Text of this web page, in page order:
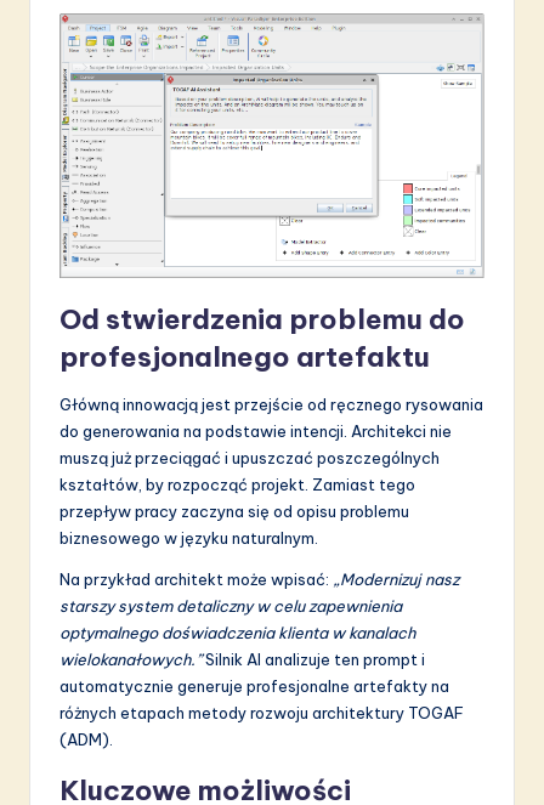
Od stwierdzenia problemu do
profesjonalnego artefaktu
Główną innowacją jest przejście od ręcznego rysowania
do generowania na podstawie intencji. Architekci nie
muszą już przeciągać i upuszczać poszczególnych
kształtów, by rozpocząć projekt. Zamiast tego
przepływ pracy zaczyna się od opisu problemu
biznesowego w języku naturalnym.
Na przykład architekt może wpisać: „Modernizuj nasz
starszy system detaliczny w celu zapewnienia
optymalnego doświadczenia klienta w kanalach
wielokanałowych.”Silnik AI analizuje ten prompt i
automatycznie generuje profesjonalne artefakty na
różnych etapach metody rozwoju architektury TOGAF
(ADM).
Kluczowe możliwości